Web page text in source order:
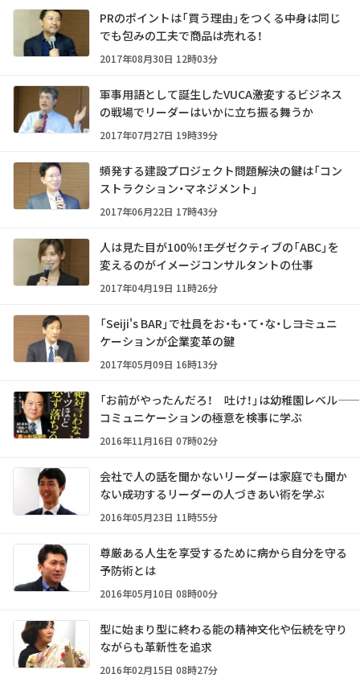
PRのポイントは「買う理由」をつくる――中身は同じ
でも包みの工夫で商品は売れる！
2017年08月30日 12時03分
軍事用語として誕生したVUCA――激変するビジネス
の戦場でリーダーはいかに立ち振る舞うか
2017年07月27日 19時39分
頻発する建設プロジェクト問題――解決の鍵は「コン
ストラクション・マネジメント」
2017年06月22日 17時43分
人は見た目が100％！――エグゼクティブの「ABC」を
変えるのがイメージコンサルタントの仕事
2017年04月19日 11時26分
「Seiji's BAR」で社員をお・も・て・な・し――コミュニ
ケーションが企業変革の鍵
2017年05月09日 16時13分
「お前がやったんだろ！ 吐け！」は幼稚園レベル――
コミュニケーションの極意を検事に学ぶ
2016年11月16日 07時02分
会社で人の話を聞かないリーダーは家庭でも聞か
ない――成功するリーダーの人づきあい術を学ぶ
2016年05月23日 11時55分
尊厳ある人生を享受するために――病から自分を守る
予防術とは
2016年05月10日 08時00分
型に始まり型に終わる能の精神――文化や伝統を守り
ながらも革新性を追求
2016年02月15日 08時27分